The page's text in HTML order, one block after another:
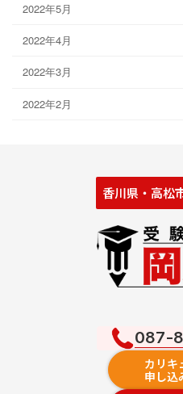
2022年5月
2022年4月
2022年3月
2022年2月
香川県・高松
087-
カリキ
申し込